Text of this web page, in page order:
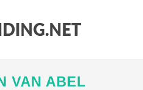
VAN ABEL